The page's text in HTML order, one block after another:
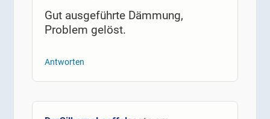
Gut ausgeführte Dämmung,
Problem gelöst.
Antworten